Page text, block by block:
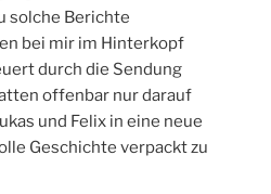
solche Berichte
bei mir im Hinterkopf
durch die Sendung
offenbar nur darauf
und Felix in eine neue
Geschichte verpackt zu